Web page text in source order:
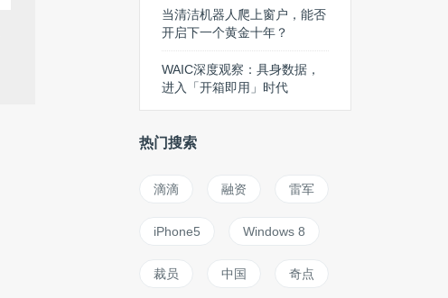
当清洁机器人爬上窗户，能否
开启下一个黄金十年？
WAIC深度观察：具身数据，
进入「开箱即用」时代
热门搜索
滴滴 融资 雷军
iPhone5 Windows 8
裁员 中国 奇点